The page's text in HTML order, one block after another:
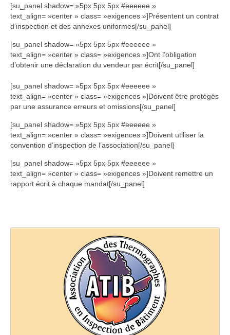
[su_panel shadow= »5px 5px 5px #eeeeee »
text_align= »center » class= »exigences »]Présentent un contrat
d’inspection et des annexes uniformes[/su_panel]
[su_panel shadow= »5px 5px 5px #eeeeee »
text_align= »center » class= »exigences »]Ont l’obligation
d’obtenir une déclaration du vendeur par écrit[/su_panel]
[su_panel shadow= »5px 5px 5px #eeeeee »
text_align= »center » class= »exigences »]Doivent être protégés
par une assurance erreurs et omissions[/su_panel]
[su_panel shadow= »5px 5px 5px #eeeeee »
text_align= »center » class= »exigences »]Doivent utiliser la
convention d’inspection de l’association[/su_panel]
[su_panel shadow= »5px 5px 5px #eeeeee »
text_align= »center » class= »exigences »]Doivent remettre un
rapport écrit à chaque mandat[/su_panel]